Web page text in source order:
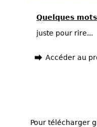
Quelques
juste pour rire...
Accéder au
Pour télécharger